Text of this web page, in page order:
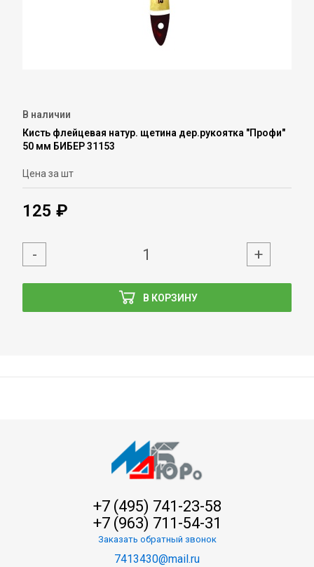
В наличии
Кисть флейцевая натур. щетина дер.рукоятка "Профи"
50 мм БИБЕР 31153
Цена за шт
125 ₽
В КОРЗИНУ
- +
+7 (495) 741-23-58
+7 (963) 711-54-31
Заказать обратный звонок
7413430@mail.ru